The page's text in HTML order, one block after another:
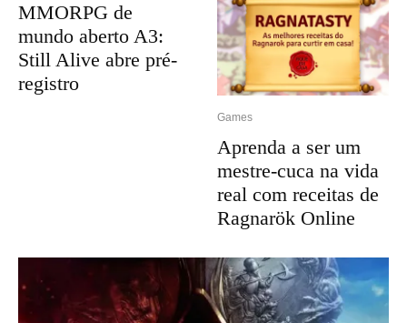
MMORPG de
mundo aberto A3:
Still Alive abre pré-
registro
Games
Aprenda a ser um
mestre-cuca na vida
real com receitas de
Ragnarök Online